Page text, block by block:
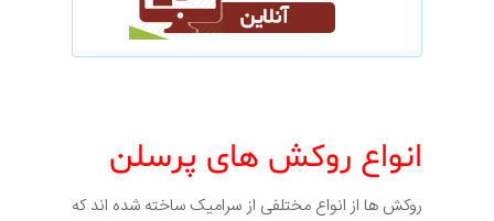
انواع روکش های پرسلن
روکش ها از انواع مختلفی از سرامیک ساخته شده اند که